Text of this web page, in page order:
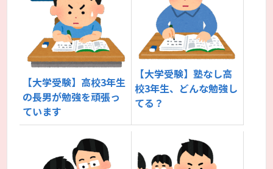
【大学受験】高校3年生
の長男が勉強を頑張っ
ています
【大学受験】塾なし高
校3年生、どんな勉強し
てる？